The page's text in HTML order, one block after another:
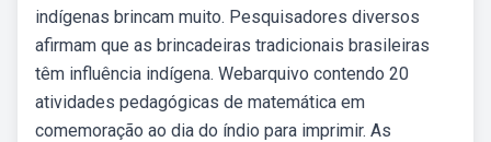
indígenas brincam muito. Pesquisadores diversos
afirmam que as brincadeiras tradicionais brasileiras
têm influência indígena. Webarquivo contendo 20
atividades pedagógicas de matemática em
comemoração ao dia do índio para imprimir. As